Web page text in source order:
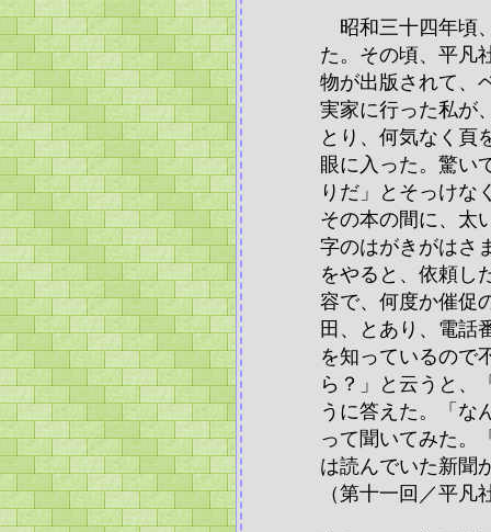
昭和三十四年頃
た。その頃、平凡
物が出版されて、
実家に行った私が
とり、何気なく頁
眼に入った。驚い
りだ」とそっけな
その本の間に、太
字のはがきがはさ
をやると、依頼し
容で、何度か催促
田、とあり、電話
を知っているので
ら？」と云うと、
うに答えた。「な
って聞いてみた。
は読んでいた新聞
（第十一回／平凡